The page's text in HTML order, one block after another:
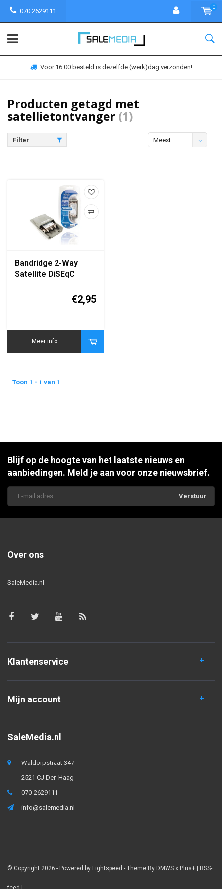
070 2629111
0
Voor 16:00 besteld is dezelfde (werk)dag verzonden!
Producten getagd met
satellietontvanger (1)
Filter
Meest
Bandridge 2-Way
Satellite DiSEqC
€2,95
Meer info
Toon 1 - 1 van 1
Blijf op de hoogte van het laatste nieuws en
aanbiedingen. Meld je aan voor onze nieuwsbrief.
Verstuur
Over ons
SaleMedia.nl
Klantenservice
Mijn account
SaleMedia.nl
Waldorpstraat 347
2521 CJ Den Haag
070-2629111
info@salemedia.nl
© Copyright 2026 - Powered by Lightspeed - Theme By DMWS x Plus+ | RSS-
feed |